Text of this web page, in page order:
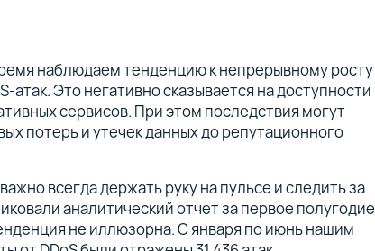
наблюдаем тенденцию к непрерывному росту
атак. Это негативно сказывается на доступности
сервисов. При этом последствия могут
потерь и утечек данных до репутационного
всегда держать руку на пульсе и следить за
аналитический отчет за первое полугодие
не иллюзорна. С января по июнь нашим